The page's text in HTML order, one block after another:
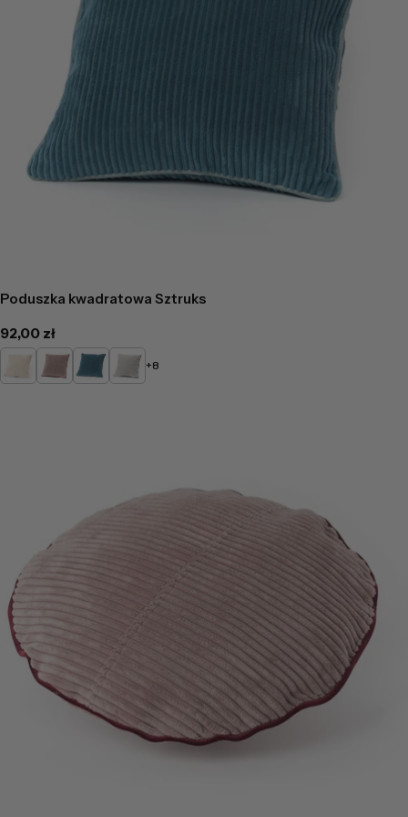
Poduszka kwadratowa Sztruks
Cena
regularna
92,00 zł
KremowyPudrowy
róż
TurkusowyPopielaty
+8